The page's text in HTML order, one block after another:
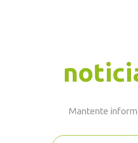
Mantente